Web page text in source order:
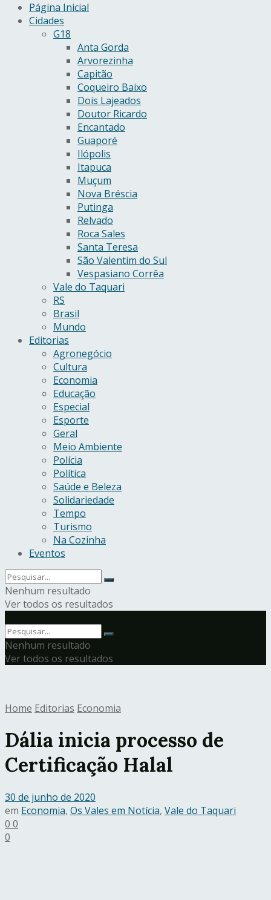
Página Inicial
Cidades
G18
Anta Gorda
Arvorezinha
Capitão
Coqueiro Baixo
Dois Lajeados
Doutor Ricardo
Encantado
Guaporé
Ilópolis
Itapuca
Muçum
Nova Bréscia
Putinga
Relvado
Roca Sales
Santa Teresa
São Valentim do Sul
Vespasiano Corrêa
Vale do Taquari
RS
Brasil
Mundo
Editorias
Agronegócio
Cultura
Economia
Educação
Especial
Esporte
Geral
Meio Ambiente
Polícia
Política
Saúde e Beleza
Solidariedade
Tempo
Turismo
Na Cozinha
Eventos
Nenhum resultado
Ver todos os resultados
Nenhum resultado
Ver todos os resultados
Home Editorias Economia
Dália inicia processo de
Certificação Halal
30 de junho de 2020
em Economia, Os Vales em Notícia, Vale do Taquari
0 0
0